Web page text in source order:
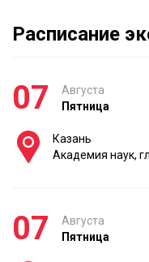
Расписание
07
Августа
Пятница
Казань
Академия наук,
07
Августа
Пятница